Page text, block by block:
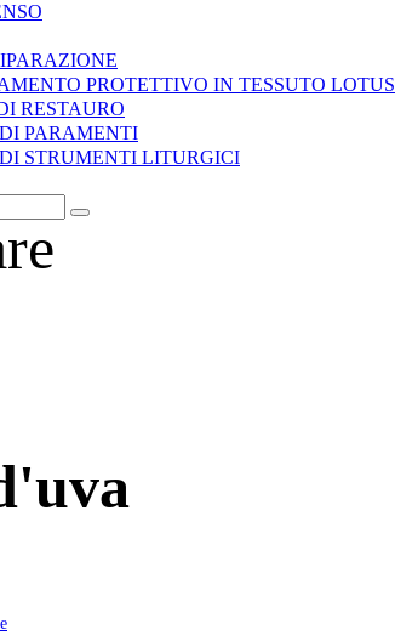
PROTETTIVO IN TESSUTO LOTUS
RESTAURO
PARAMENTI
STRUMENTI LITURGICI
Invia